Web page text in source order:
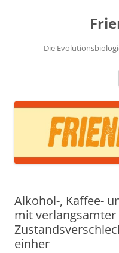
Die
Alkohol-, Kaffee-
mit verlangsamter
einher